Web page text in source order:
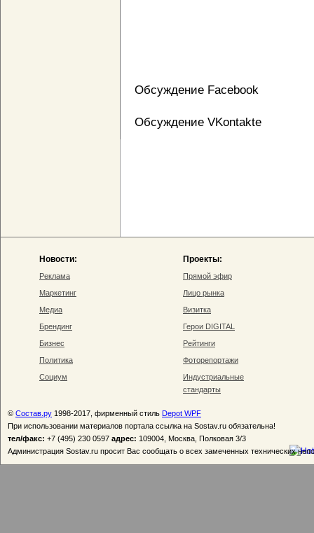
Обсуждение Facebook
Обсуждение VKontakte
Новости:
Реклама
Маркетинг
Медиа
Брендинг
Бизнес
Политика
Социум
Проекты:
Прямой эфир
Лицо рынка
Визитка
Герои DIGITAL
Рейтинги
Фоторепортажи
Индустриальные
стандарты
© Состав.ру 1998-2017, фирменный стиль Depot WPF
При использовании материалов портала ссылка на Sostav.ru обязательна!
тел/факс: +7 (495) 230 0597 адрес: 109004, Москва, Полковая 3/3
Администрация Sostav.ru просит Вас сообщать о всех замеченных технических